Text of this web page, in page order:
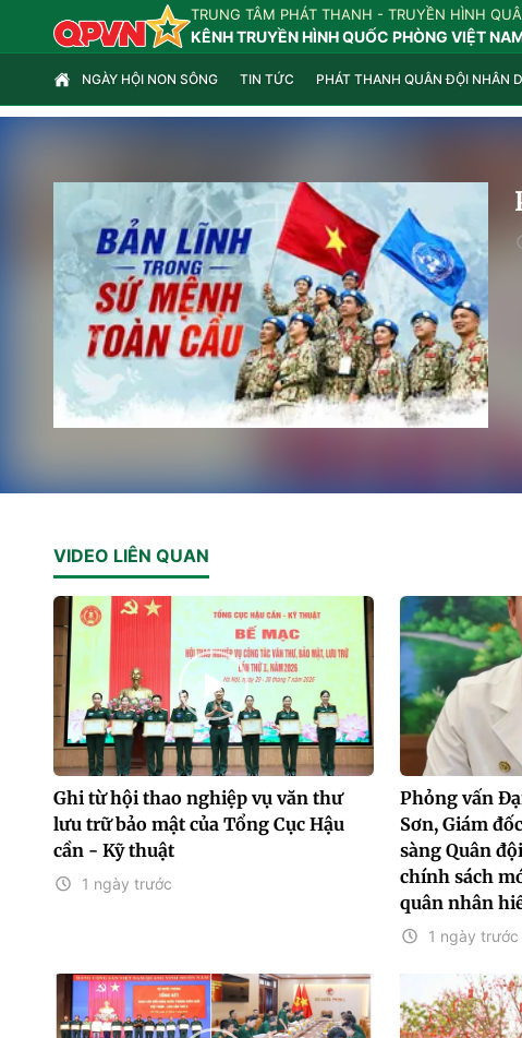
TRUNG TÂM PHÁT THANH - TRUYỀN HÌNH
KÊNH TRUYỀN HÌNH QUỐC PHÒNG VIỆT
NGÀY HỘI NON SÔNG TIN TỨC PHÁT THANH QUÂN ĐỘI NHÂN
VIDEO LIÊN QUAN
Ghi từ hội thao nghiệp vụ văn thư
lưu trữ bảo mật của Tổng Cục Hậu
cần - Kỹ thuật
1 ngày trước
Phỏng vấn
Sơn, Giám
sàng Quân
chính sách
quân nhân
1 ngày trước